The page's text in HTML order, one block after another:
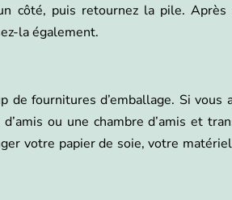
côté, puis retournez la pile. Après
la également.
de fournitures d’emballage. Si vous
ou une chambre d’amis et
votre papier de soie, votre